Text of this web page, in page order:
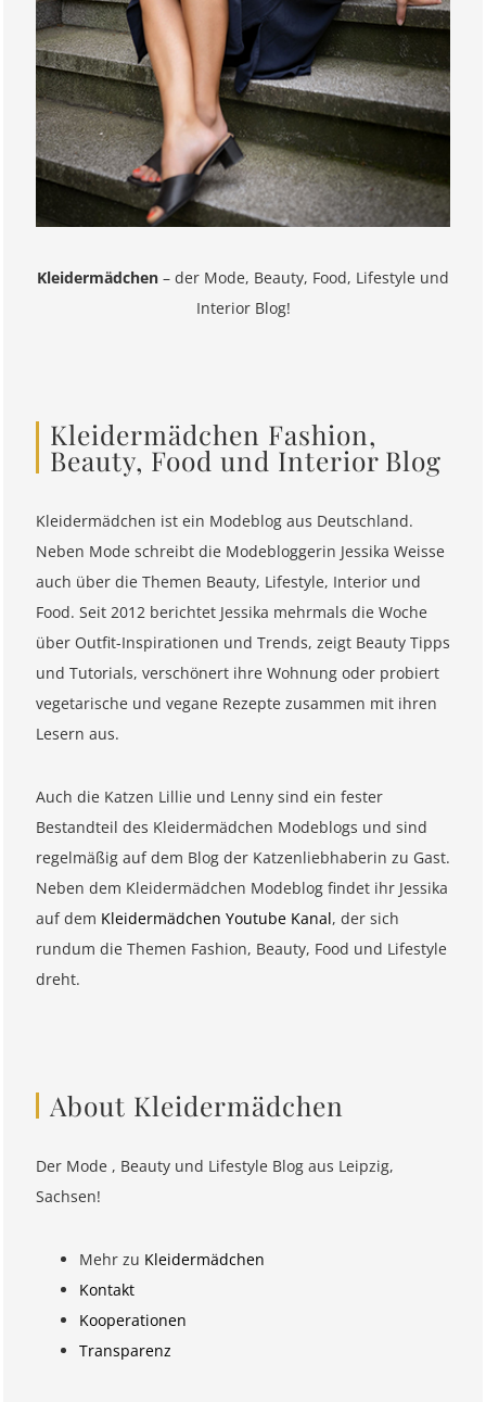
Kleidermädchen – der Mode, Beauty, Food, Lifestyle und
Interior Blog!
Kleidermädchen Fashion,
Beauty, Food und Interior Blog
Kleidermädchen ist ein Modeblog aus Deutschland.
Neben Mode schreibt die Modebloggerin Jessika Weisse
auch über die Themen Beauty, Lifestyle, Interior und
Food. Seit 2012 berichtet Jessika mehrmals die Woche
über Outfit-Inspirationen und Trends, zeigt Beauty Tipps
und Tutorials, verschönert ihre Wohnung oder probiert
vegetarische und vegane Rezepte zusammen mit ihren
Lesern aus.
Auch die Katzen Lillie und Lenny sind ein fester
Bestandteil des Kleidermädchen Modeblogs und sind
regelmäßig auf dem Blog der Katzenliebhaberin zu Gast.
Neben dem Kleidermädchen Modeblog findet ihr Jessika
auf dem Kleidermädchen Youtube Kanal, der sich
rundum die Themen Fashion, Beauty, Food und Lifestyle
dreht.
About Kleidermädchen
Der Mode , Beauty und Lifestyle Blog aus Leipzig,
Sachsen!
Mehr zu Kleidermädchen
Kontakt
Kooperationen
Transparenz